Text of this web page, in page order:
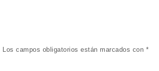
Los campos obligatorios están marcados con *